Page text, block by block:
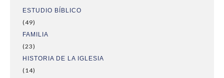
ESTUDIO BÍBLICO
(49)
FAMILIA
(23)
HISTORIA DE LA IGLESIA
(14)